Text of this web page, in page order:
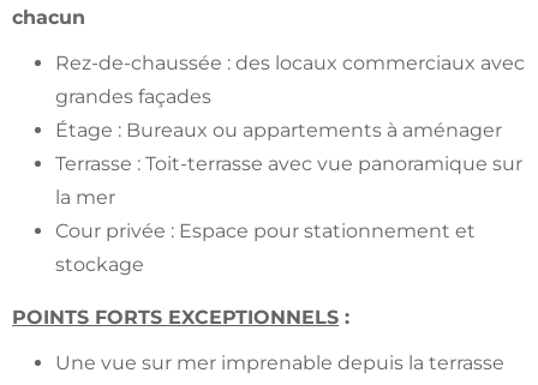
chacun
Rez-de-chaussée : des locaux commerciaux avec
grandes façades
Étage : Bureaux ou appartements à aménager
Terrasse : Toit-terrasse avec vue panoramique sur
la mer
Cour privée : Espace pour stationnement et
stockage
POINTS FORTS EXCEPTIONNELS :
Une vue sur mer imprenable depuis la terrasse